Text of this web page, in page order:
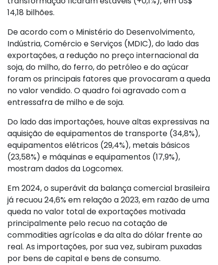
14,18 bilhões.
De acordo com o Ministério do Desenvolvimento,
Indústria, Comércio e Serviços (MDIC), do lado das
exportações, a redução no preço internacional da
soja, do milho, do ferro, do petróleo e do açúcar
foram os principais fatores que provocaram a queda
no valor vendido. O quadro foi agravado com a
entressafra de milho e de soja.
Do lado das importações, houve altas expressivas na
aquisição de equipamentos de transporte (34,8%),
equipamentos elétricos (29,4%), metais básicos
(23,58%) e máquinas e equipamentos (17,9%),
mostram dados da Logcomex.
Em 2024, o superávit da balança comercial brasileira
já recuou 24,6% em relação a 2023, em razão de uma
queda no valor total de exportações motivada
principalmente pelo recuo na cotação de
commodities agrícolas e da alta do dólar frente ao
real. As importações, por sua vez, subiram puxadas
por bens de capital e bens de consumo.